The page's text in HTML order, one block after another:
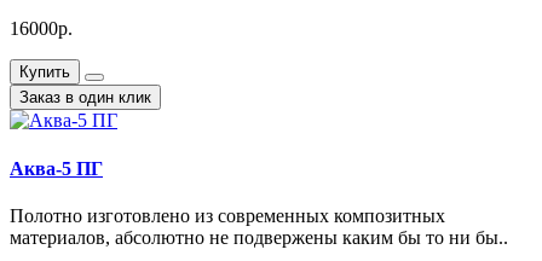
16000р.
Купить
Заказ в один клик
Аква-5 ПГ
Полотно изготовлено из современных композитных
материалов, абсолютно не подвержены каким бы то ни бы..